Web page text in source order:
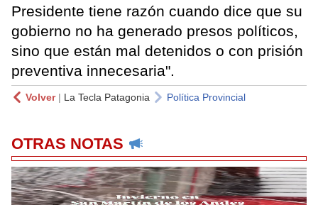
Presidente tiene razón cuando dice que su
gobierno no ha generado presos políticos,
sino que están mal detenidos o con prisión
preventiva innecesaria".
Volver| La Tecla Patagonia Política Provincial
OTRAS NOTAS